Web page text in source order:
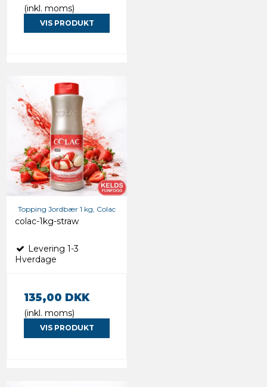
(inkl. moms)
VIS PRODUKT
Topping Jordbær 1 kg, Colac
colac-1kg-straw
Levering 1-3
Hverdage
135,00 DKK
(inkl. moms)
VIS PRODUKT